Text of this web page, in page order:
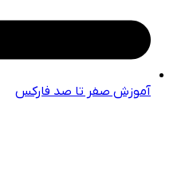
آموزش صفر تا صد فارکس